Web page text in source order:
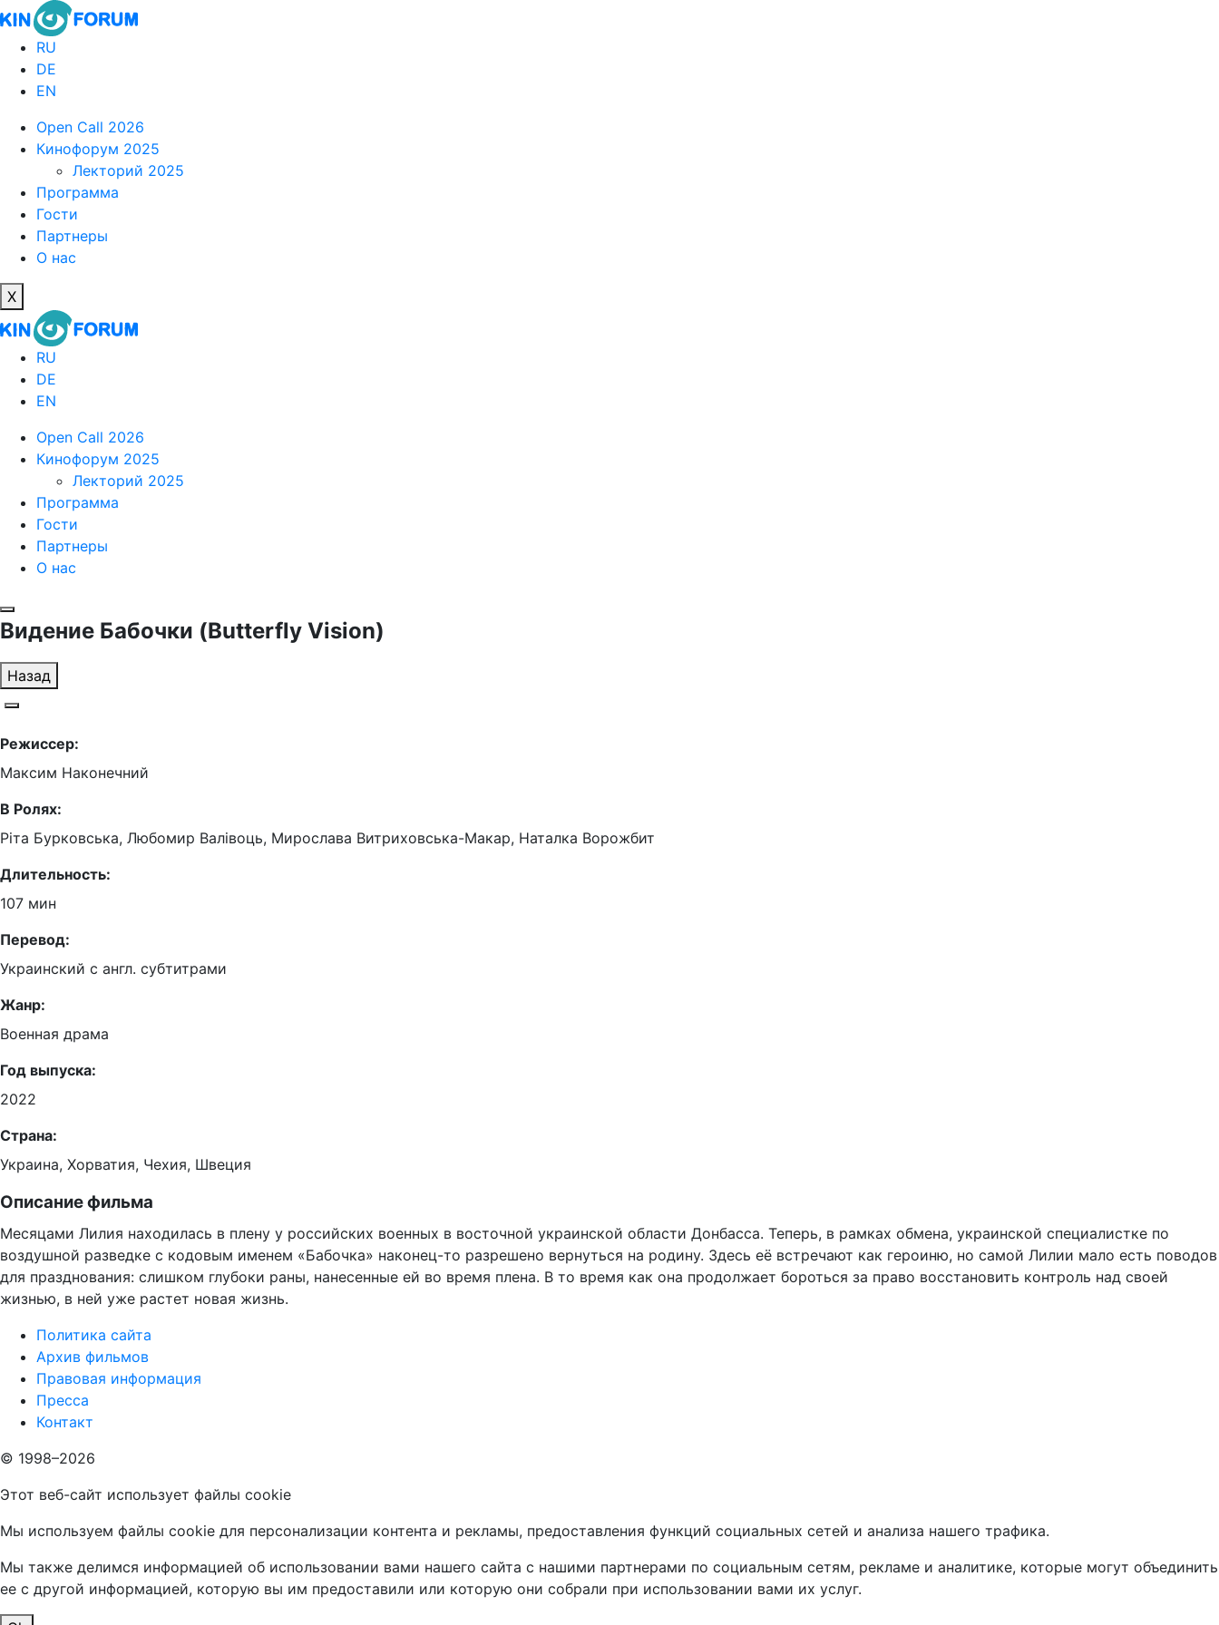
RU
DE
EN
Open Call 2026
Кинофорум 2025
Лекторий 2025
Программа
Гости
Партнеры
О нас
X
RU
DE
EN
Open Call 2026
Кинофорум 2025
Лекторий 2025
Программа
Гости
Партнеры
О нас
Видение Бабочки (Butterfly Vision)
Назад
Режиссер:
Максим Наконечний
В Ролях:
Ріта Бурковська, Любомир Валівоць, Мирослава Витриховська-Макар, Наталка Ворожбит
Длительность:
107 мин
Перевод:
Украинский с англ. субтитрами
Жанр:
Военная драма
Год выпуска:
2022
Страна:
Украина, Хорватия, Чехия, Швеция
Описание фильма
Месяцами Лилия находилась в плену у российских военных в восточной украинской области Донбасса. Теперь, в рамках обмена, украинской специалистке по
воздушной разведке с кодовым именем «Бабочка» наконец-то разрешено вернуться на родину. Здесь её встречают как героиню, но самой Лилии мало есть поводов
для празднования: слишком глубоки раны, нанесенные ей во время плена. В то время как она продолжает бороться за право восстановить контроль над своей
жизнью, в ней уже растет новая жизнь.
Политика сайта
Архив фильмов
Правовая информация
Пресса
Контакт
© 1998–2026
Этот веб-сайт использует файлы cookie
Мы используем файлы cookie для персонализации контента и рекламы, предоставления функций социальных сетей и анализа нашего трафика.
Мы также делимся информацией об использовании вами нашего сайта с нашими партнерами по социальным сетям, рекламе и аналитике, которые могут объединить
ее с другой информацией, которую вы им предоставили или которую они собрали при использовании вами их услуг.